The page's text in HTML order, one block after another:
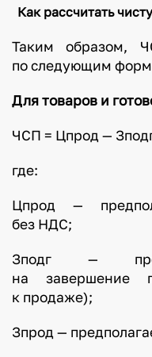
Как рассчитать
Таким образом,
по следующим
Для товаров и
ЧСП = Цпрод —
где:
Цпрод —
без НДС;
Зподг —
на завершение
к продаже);
Зпрод —